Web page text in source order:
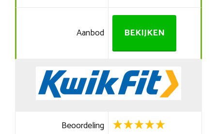
Aanbod BEKIJKEN
Beoordeling